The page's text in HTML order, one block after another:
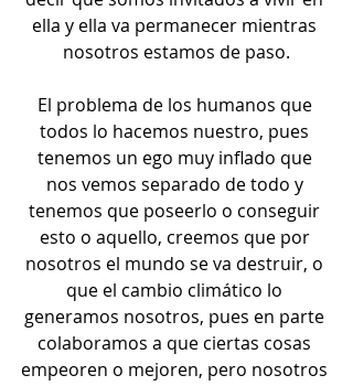
ella y ella va permanecer mientras
nosotros estamos de paso.
El problema de los humanos que
todos lo hacemos nuestro, pues
tenemos un ego muy inflado que
nos vemos separado de todo y
tenemos que poseerlo o conseguir
esto o aquello, creemos que por
nosotros el mundo se va destruir, o
que el cambio climático lo
generamos nosotros, pues en parte
colaboramos a que ciertas cosas
empeoren o mejoren, pero nosotros